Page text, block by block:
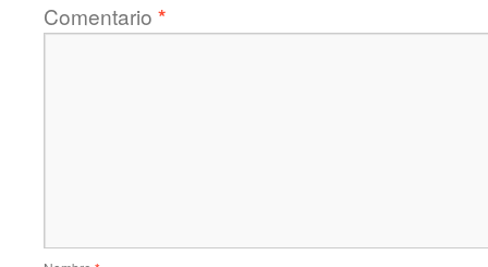
Comentario *